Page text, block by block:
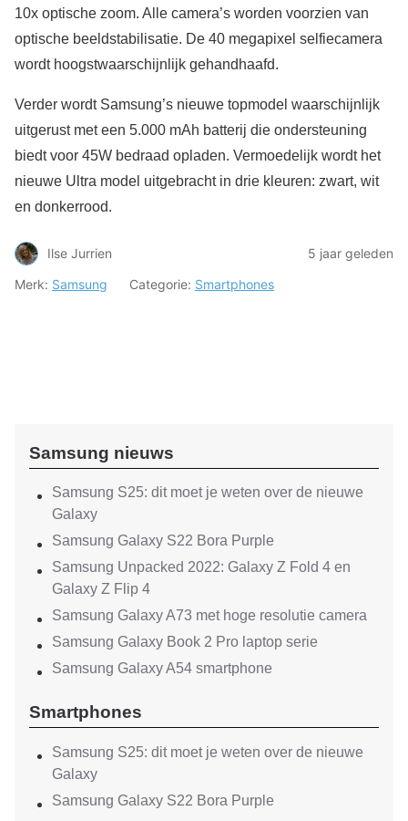
10x optische zoom. Alle camera’s worden voorzien van
optische beeldstabilisatie. De 40 megapixel selfiecamera
wordt hoogstwaarschijnlijk gehandhaafd.
Verder wordt Samsung’s nieuwe topmodel waarschijnlijk
uitgerust met een 5.000 mAh batterij die ondersteuning
biedt voor 45W bedraad opladen. Vermoedelijk wordt het
nieuwe Ultra model uitgebracht in drie kleuren: zwart, wit
en donkerrood.
Ilse Jurrien
5 jaar geleden
Merk: Samsung Categorie: Smartphones
Samsung nieuws
Samsung S25: dit moet je weten over de nieuwe
Galaxy
Samsung Galaxy S22 Bora Purple
Samsung Unpacked 2022: Galaxy Z Fold 4 en
Galaxy Z Flip 4
Samsung Galaxy A73 met hoge resolutie camera
Samsung Galaxy Book 2 Pro laptop serie
Samsung Galaxy A54 smartphone
Smartphones
Samsung S25: dit moet je weten over de nieuwe
Galaxy
Samsung Galaxy S22 Bora Purple